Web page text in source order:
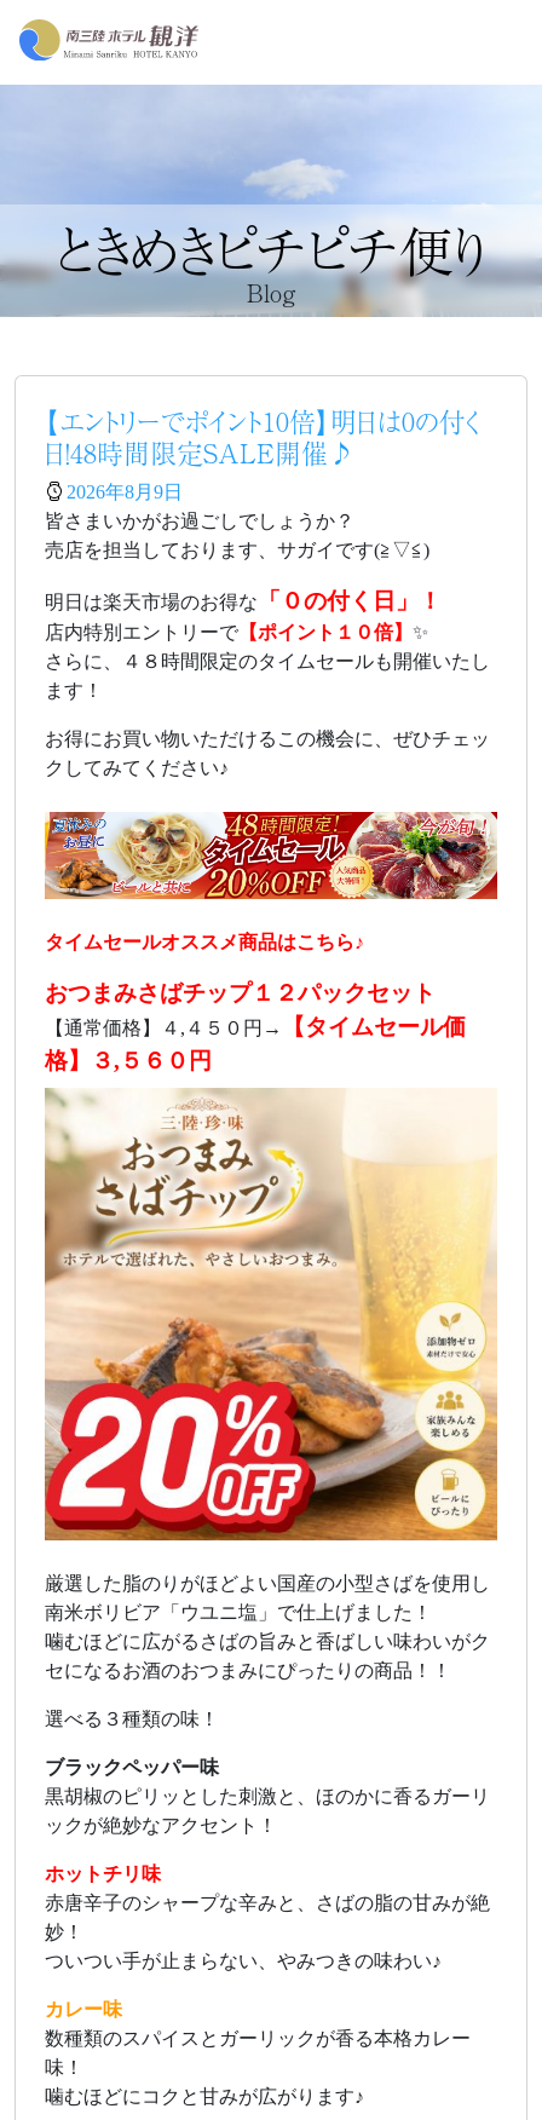
ときめきピチピチ便り
Blog
【エントリーでポイント10倍】明日は0の付く
日！48時間限定SALE開催♪
2026年8月9日
皆さまいかがお過ごしでしょうか？
売店を担当しております、サガイです(≧▽≦)
明日は楽天市場のお得な 「０の付く日」！
店内特別エントリーで 【ポイント１０倍】 ✨
さらに、４８時間限定のタイムセールも開催いたし
ます！
お得にお買い物いただけるこの機会に、ぜひチェッ
クしてみてください♪
タイムセールオススメ商品はこちら♪
おつまみさばチップ１２パックセット
【通常価格】４,４５０円→
【タイムセール価
格】３,５６０円
厳選した脂のりがほどよい国産の小型さばを使用し
南米ボリビア「ウユニ塩」で仕上げました！
噛むほどに広がるさばの旨みと香ばしい味わいがク
セになるお酒のおつまみにぴったりの商品！！
選べる３種類の味！
ブラックペッパー味
黒胡椒のピリッとした刺激と、ほのかに香るガーリ
ックが絶妙なアクセント！
ホットチリ味
赤唐辛子のシャープな辛みと、さばの脂の甘みが絶
妙！
ついつい手が止まらない、やみつきの味わい♪
カレー味
数種類のスパイスとガーリックが香る本格カレー
味！
噛むほどにコクと甘みが広がります♪